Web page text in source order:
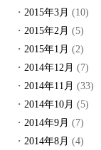
2015年3月 (10)
2015年2月 (5)
2015年1月 (2)
2014年12月 (7)
2014年11月 (33)
2014年10月 (5)
2014年9月 (7)
2014年8月 (4)